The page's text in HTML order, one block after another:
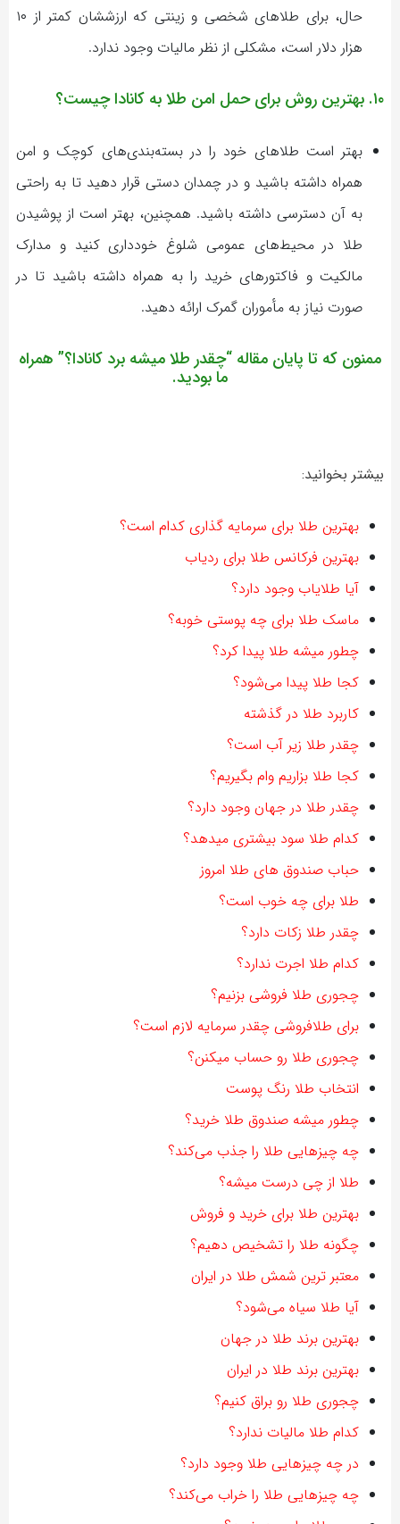
حال، برای طلاهای شخصی و زینتی که ارزششان کمتر از ۱۰
هزار دلار است، مشکلی از نظر مالیات وجود ندارد.
۱۰. بهترین روش برای حمل امن طلا به کانادا چیست؟
بهتر است طلاهای خود را در بسته‌بندی‌های کوچک و امن
همراه داشته باشید و در چمدان دستی قرار دهید تا به راحتی
به آن دسترسی داشته باشید. همچنین، بهتر است از پوشیدن
طلا در محیط‌های عمومی شلوغ خودداری کنید و مدارک
مالکیت و فاکتورهای خرید را به همراه داشته باشید تا در
صورت نیاز به مأموران گمرک ارائه دهید.
ممنون كه تا پايان مقاله “چقدر طلا میشه برد کانادا؟” همراه
ما بوديد.
بيشتر بخوانيد:
بهترین طلا برای سرمایه گذاری کدام است؟
بهترین فرکانس طلا برای ردیاب
آیا طلایاب وجود دارد؟
ماسک طلا برای چه پوستی خوبه؟
چطور میشه طلا پیدا کرد؟
کجا طلا پیدا می‌شود؟
کاربرد طلا در گذشته
چقدر طلا زیر آب است؟
کجا طلا بزاریم وام بگیریم؟
چقدر طلا در جهان وجود دارد؟
کدام طلا سود بیشتری میدهد؟
حباب صندوق های طلا امروز
طلا برای چه خوب است؟
چقدر طلا زکات دارد؟
کدام طلا اجرت ندارد؟
چجوری طلا فروشی بزنیم؟
برای طلافروشی چقدر سرمایه لازم است؟
چجوری طلا رو حساب میکنن؟
انتخاب طلا رنگ پوست
چطور میشه صندوق طلا خرید؟
چه چیزهایی طلا را جذب می‌کند؟
طلا از چی درست میشه؟
بهترین طلا برای خرید و فروش
چگونه طلا را تشخیص دهیم؟
معتبر ترین شمش طلا در ایران
آیا طلا سیاه می‌شود؟
بهترین برند طلا در جهان
بهترین برند طلا در ایران
چجوری طلا رو براق کنیم؟
کدام طلا مالیات ندارد؟
در چه چیزهایی طلا وجود دارد؟
چه چیزهایی طلا را خراب می‌کند؟